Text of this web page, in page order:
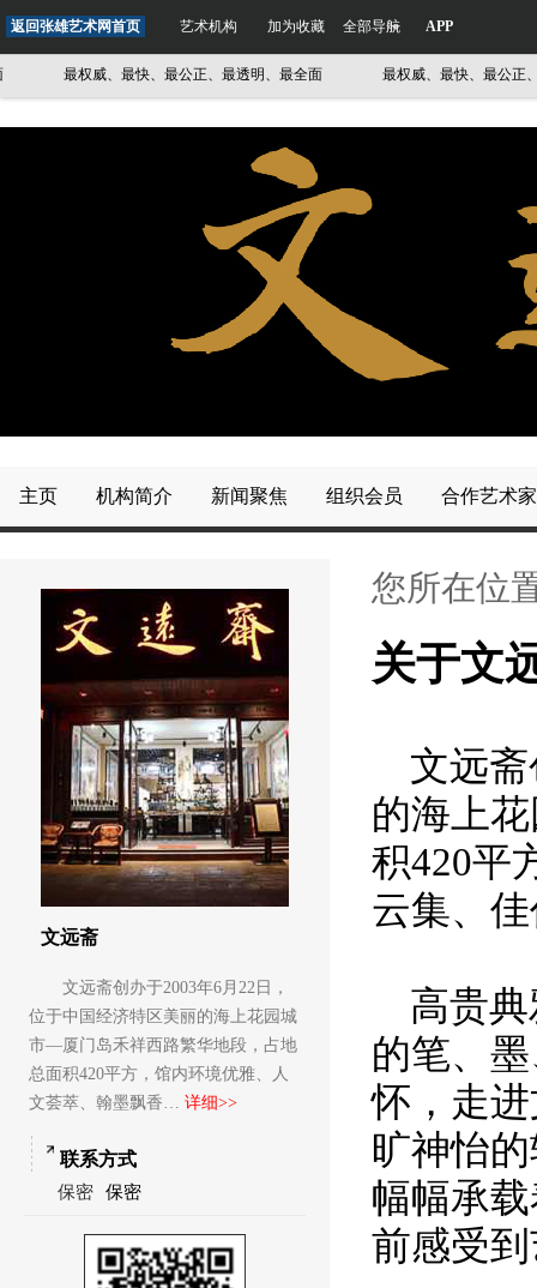
返回张雄艺术网首页 艺术机构 加为收藏 全部导航 APP
最权威、最快、最公正、最透明、最全面 最权威、最快、最公正、最透
主页 机构简介 新闻聚焦 组织会员 合作艺术家
文远斋
文远斋创办于2003年6月22日，
位于中国经济特区美丽的海上花园城
市—厦门岛禾祥西路繁华地段，占地
总面积420平方，馆内环境优雅、人
文荟萃、翰墨飘香… 详细>>
联系方式
保密 保密
您所在位
关于文
文远
的海上
积420平
云集、
高贵
的笔、
怀，走
旷神怡
幅幅承
前感受